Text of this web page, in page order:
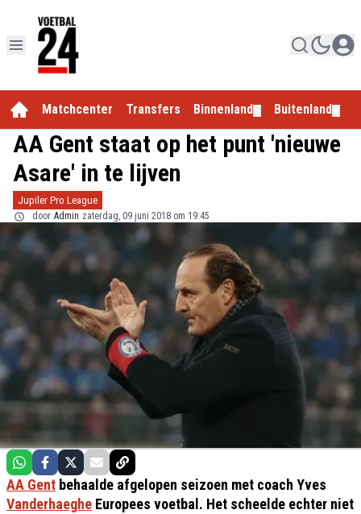
Matchcenter Transfers Binnenland Buitenland
AA Gent staat op het punt 'nieuwe
Asare' in te lijven
Jupiler Pro League
door Admin zaterdag, 09 juni 2018 om 19:45
AA Gent behaalde afgelopen seizoen met coach Yves
Vanderhaeghe Europees voetbal. Het scheelde echter niet